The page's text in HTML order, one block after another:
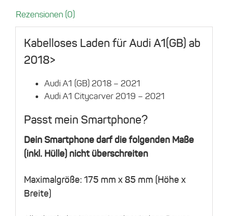
Rezensionen (0)
Kabelloses Laden für Audi A1(GB) ab
2018>
Audi A1 (GB) 2018 – 2021
Audi A1 Citycarver 2019 – 2021
Passt mein Smartphone?
Dein Smartphone darf die folgenden Maße
(inkl. Hülle) nicht überschreiten
Maximalgröße: 175 mm x 85 mm (Höhe x
Breite)